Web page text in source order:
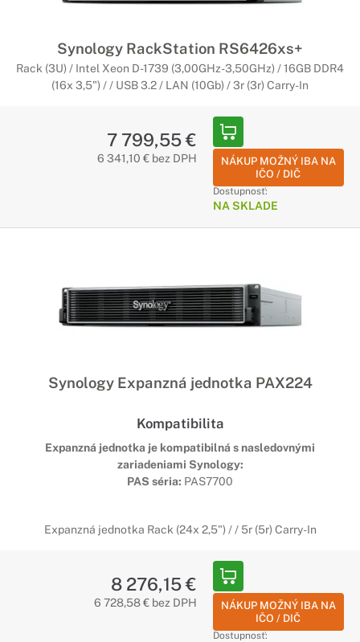
Synology RackStation RS6426xs+
Rack (3U) / Intel Xeon D-1739 (3,00GHz-3,50GHz) / 16GB DDR4
(16x 3,5") / / USB 3.2 / LAN (10Gb) / 3r (3r) Carry-In
7 799,55 €
6 341,10 € bez DPH
NÁKUP MOŽNÝ IBA NA
IČO / DIČ
Dostupnosť:
NA SKLADE
Synology Expanzná jednotka PAX224
Kompatibilita
Expanzná jednotka je kompatibilná s nasledovnými
zariadeniami Synology:
PAS séria: PAS7700
Expanzná jednotka Rack (24x 2,5") / / 5r (5r) Carry-In
8 276,15 €
6 728,58 € bez DPH
NÁKUP MOŽNÝ IBA NA
IČO / DIČ
Dostupnosť: